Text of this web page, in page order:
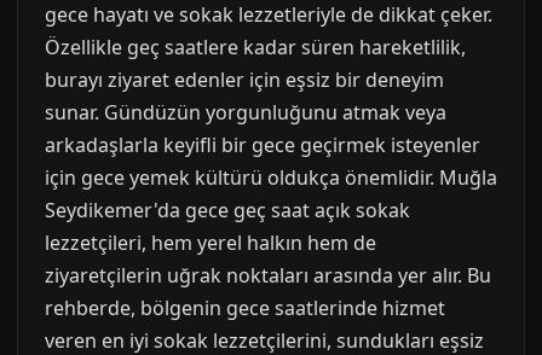
gece hayatı ve sokak lezzetleriyle de dikkat çeker.
Özellikle geç saatlere kadar süren hareketlilik,
burayı ziyaret edenler için eşsiz bir deneyim
sunar. Gündüzün yorgunluğunu atmak veya
arkadaşlarla keyifli bir gece geçirmek isteyenler
için gece yemek kültürü oldukça önemlidir. Muğla
Seydikemer'da gece geç saat açık sokak
lezzetçileri, hem yerel halkın hem de
ziyaretçilerin uğrak noktaları arasında yer alır. Bu
rehberde, bölgenin gece saatlerinde hizmet
veren en iyi sokak lezzetçilerini, sundukları eşsiz